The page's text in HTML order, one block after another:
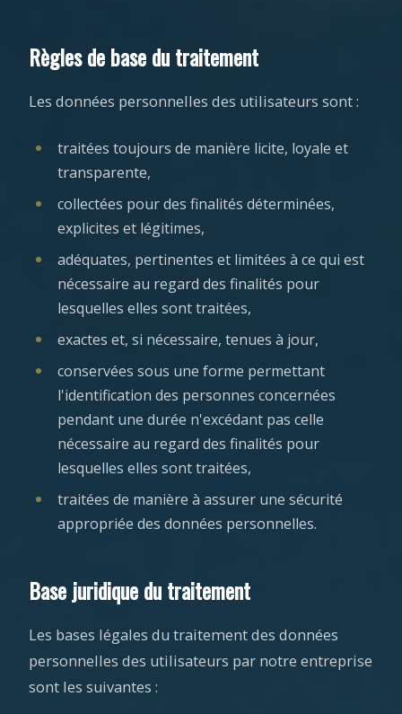
Règles de base du traitement
Les données personnelles des utilisateurs sont :
traitées toujours de manière licite, loyale et
transparente,
collectées pour des finalités déterminées,
explicites et légitimes,
adéquates, pertinentes et limitées à ce qui est
nécessaire au regard des finalités pour
lesquelles elles sont traitées,
exactes et, si nécessaire, tenues à jour,
conservées sous une forme permettant
l'identification des personnes concernées
pendant une durée n'excédant pas celle
nécessaire au regard des finalités pour
lesquelles elles sont traitées,
traitées de manière à assurer une sécurité
appropriée des données personnelles.
Base juridique du traitement
Les bases légales du traitement des données
personnelles des utilisateurs par notre entreprise
sont les suivantes :